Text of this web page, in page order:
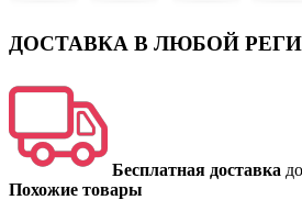
ДОСТАВКА В ЛЮБОЙ
Бесплатная доставка
Похожие товары